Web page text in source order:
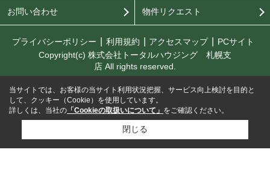
お問い合わせ 物件リクエスト
プライバシーポリシー 利用規約 アクセスマップ
PCサイト
Copyright(c) 株式会社トータルハウジング 札幌支
店 All rights reserved.
当サイトでは、お客様の当サイト利用状況把握、サービス向上検討を目的と
して、クッキー（Cookie）を使用しています。
詳しくは、当社の 「Cookieの取扱いについて」 をご確認ください。
閉じる